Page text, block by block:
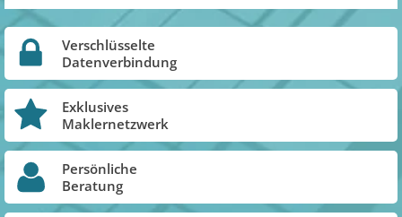
Verschlüsselte
Datenverbindung
Exklusives
Maklernetzwerk
Persönliche
Beratung